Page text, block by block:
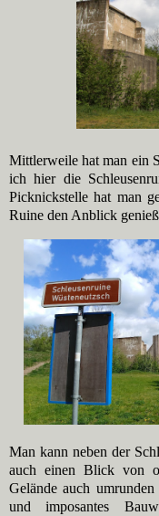
Mittlerweile hat man ein
ich hier die
Picknickstelle hat man
Ruine den Anblick
Man kann neben der
auch einen Blick von
Gelände auch
und imposantes